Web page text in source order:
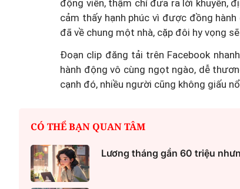
động viên, thậm chí đưa ra lời khuyên,
cảm thấy hạnh phúc vì được đồng
đã về chung một nhà, cặp đôi hy vọng
Đoạn clip đăng tải trên Facebook
hành động vô cùng ngọt ngào, dễ
cạnh đó, nhiều người cũng không giấu
CÓ THỂ BẠN QUAN TÂM
Lương tháng gần 60 triệu
trai làm con